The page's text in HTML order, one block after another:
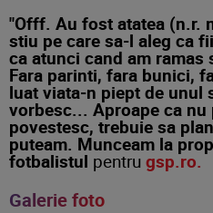
"Offf. Au fost atatea (n.r.
stiu pe care sa-l aleg ca
ca atunci cand am
Fara parinti, fara bunici,
luat viata-n piept de unul
vorbesc... Aproape ca nu
povestesc, trebuie sa
puteam. Munceam la
fotbalistul pentru gsp.ro.
Galerie foto